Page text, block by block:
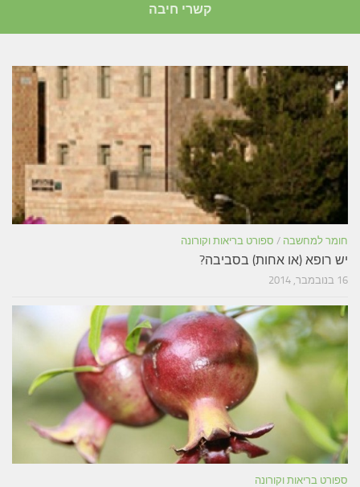
קשרי חיבה
חומר למחשבה / ספורט בריאות וקורונה
יש רופא (או אחות) בסביבה?
16 בנובמבר, 2014
ספורט בריאות וקורונה